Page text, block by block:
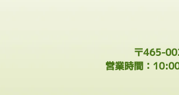
〒465-
営業時間：